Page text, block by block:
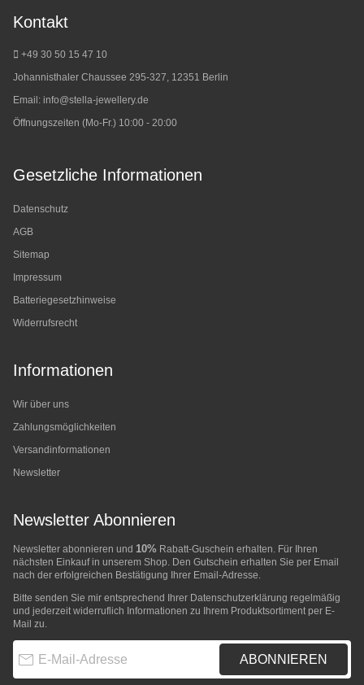
Kontakt
+49 30 50 15 47 10
Johannisthaler Chaussee 295-327, 12351 Berlin
Email: info@stella-jewellery.de
Öffnungszeiten (Mo-Fr.) 10:00 - 20:00
Gesetzliche Informationen
Datenschutz
AGB
Sitemap
Impressum
Batteriegesetzhinweise
Widerrufsrecht
Informationen
Wir über uns
Zahlungsmöglichkeiten
Versandinformationen
Newsletter
Newsletter Abonnieren
Newsletter abonnieren und 10% Rabatt-Guschein erhalten. Für Ihren
nächsten Einkauf in unserem Shop. Den Gutschein erhalten Sie per Email
nach der erfolgreichen Bestätigung Ihrer Email-Adresse.
Bitte senden Sie mir entsprechend Ihrer Datenschutzerklärung regelmäßig
und jederzeit widerruflich Informationen zu Ihrem Produktsortiment per E-
Mail zu.
ABONNIEREN